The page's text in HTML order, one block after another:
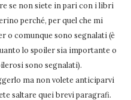
se non siete in pari con i libri
perché, per quel che mi
o comunque sono segnalati (è
lo spoiler sia importante o
sono segnalati).
ma non volete anticiparvi
saltare quei brevi paragrafi.